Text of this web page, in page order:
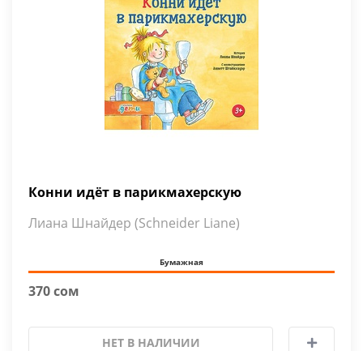
Конни идёт в парикмахерскую
Лиана Шнайдер (Schneider Liane)
Бумажная
370 сом
НЕТ В НАЛИЧИИ